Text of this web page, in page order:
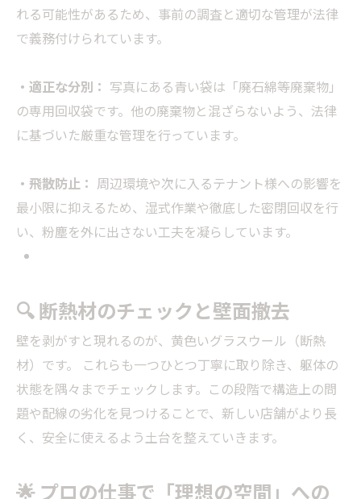
れる可能性があるため、事前の調査と適切な管理が法律
で義務付けられています。
・適正な分別： 写真にある青い袋は「廃石綿等廃棄物」
の専用回収袋です。他の廃棄物と混ざらないよう、法律
に基づいた厳重な管理を行っています。
・飛散防止： 周辺環境や次に入るテナント様への影響を
最小限に抑えるため、湿式作業や徹底した密閉回収を行
い、粉塵を外に出さない工夫を凝らしています。
🔍 断熱材のチェックと壁面撤去
壁を剥がすと現れるのが、黄色いグラスウール（断熱
材）です。 これらも一つひとつ丁寧に取り除き、躯体の
状態を隅々までチェックします。この段階で構造上の問
題や配線の劣化を見つけることで、新しい店舗がより長
く、安全に使えるよう土台を整えていきます。
🌟 プロの仕事で「理想の空間」への